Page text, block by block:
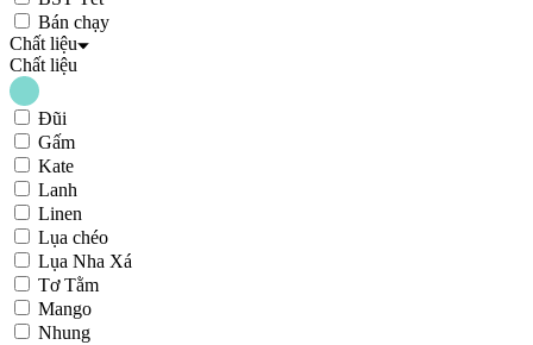
Bán chạy
Chất liệu
Chất liệu
Đũi
Gấm
Kate
Lanh
Linen
Lụa chéo
Lụa Nha Xá
Tơ Tằm
Mango
Nhung